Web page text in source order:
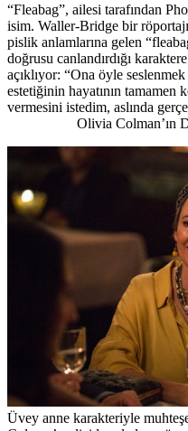
“Fleabag”, ailesi tarafından
isim. Waller-Bridge bir
pislik anlamlarına gelen
doğrusu canlandırdığı
açıklıyor: “Ona öyle
estetiğinin hayatının
vermesini istedim, aslında
Olivia Colman’ın
Üvey anne karakteriyle